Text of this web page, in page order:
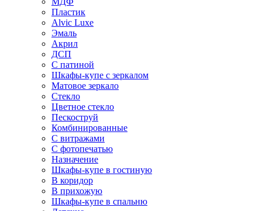
Пластик
Alvic Luxe
Эмаль
Акрил
ДСП
С патиной
Шкафы-купе с зеркалом
Матовое зеркало
Стекло
Цветное стекло
Пескоструй
Комбинированные
С витражами
С фотопечатью
Назначение
Шкафы-купе в гостиную
В коридор
В прихожую
Шкафы-купе в спальню